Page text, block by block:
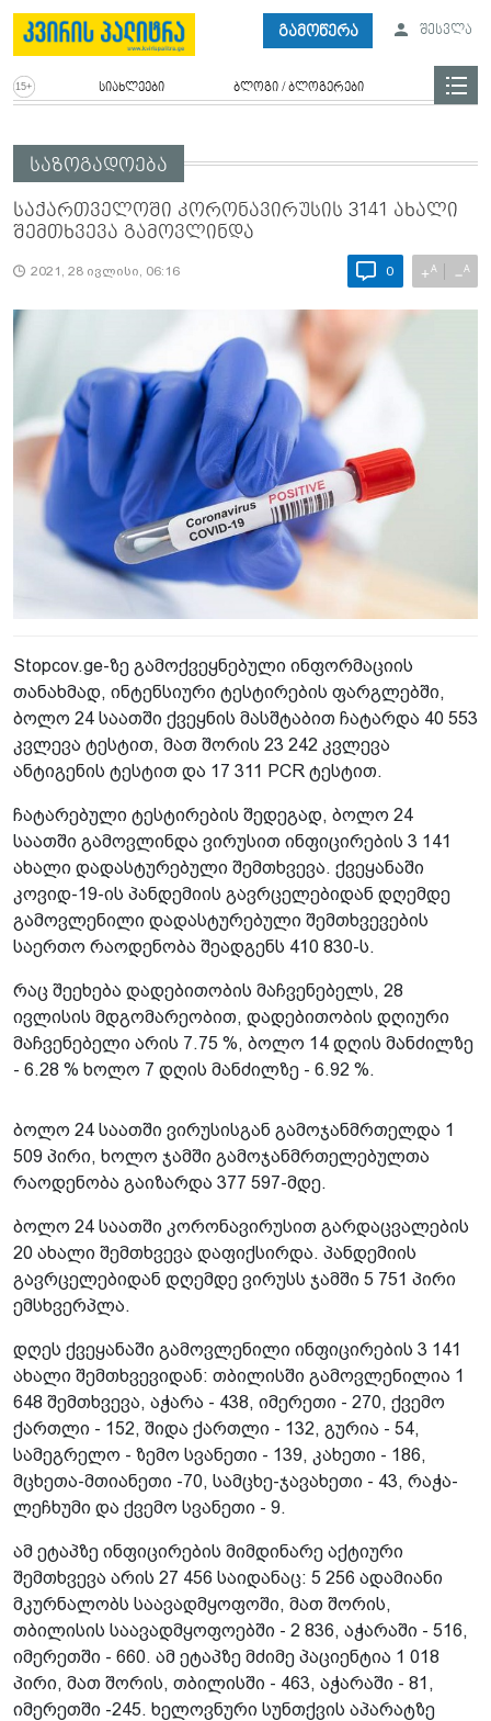
გამოწერა შესვლა
სიახლეები ბლოგი / ბლოგერები
საზოგადოება
საქართველოში კორონავირუსის 3141 ახალი
შემთხვევა გამოვლინდა
2021, 28 ივლისი, 06:16 0 +A −A
Stopcov.ge-ზე გამოქვეყნებული ინფორმაციის
თანახმად, ინტენსიური ტესტირების ფარგლებში,
ბოლო 24 საათში ქვეყნის მასშტაბით ჩატარდა 40 553
კვლევა ტესტით, მათ შორის 23 242 კვლევა
ანტიგენის ტესტით და 17 311 PCR ტესტით.
ჩატარებული ტესტირების შედეგად, ბოლო 24
საათში გამოვლინდა ვირუსით ინფიცირების 3 141
ახალი დადასტურებული შემთხვევა. ქვეყანაში
კოვიდ-19-ის პანდემიის გავრცელებიდან დღემდე
გამოვლენილი დადასტურებული შემთხვევების
საერთო რაოდენობა შეადგენს 410 830-ს.
რაც შეეხება დადებითობის მაჩვენებელს, 28
ივლისის მდგომარეობით, დადებითობის დღიური
მაჩვენებელი არის 7.75 %, ბოლო 14 დღის მანძილზე
- 6.28 % ხოლო 7 დღის მანძილზე - 6.92 %.
ბოლო 24 საათში ვირუსისგან გამოჯანმრთელდა 1
509 პირი, ხოლო ჯამში გამოჯანმრთელებულთა
რაოდენობა გაიზარდა 377 597-მდე.
ბოლო 24 საათში კორონავირუსით გარდაცვალების
20 ახალი შემთხვევა დაფიქსირდა. პანდემიის
გავრცელებიდან დღემდე ვირუსს ჯამში 5 751 პირი
ემსხვერპლა.
დღეს ქვეყანაში გამოვლენილი ინფიცირების 3 141
ახალი შემთხვევიდან: თბილისში გამოვლენილია 1
648 შემთხვევა, აჭარა - 438, იმერეთი - 270, ქვემო
ქართლი - 152, შიდა ქართლი - 132, გურია - 54,
სამეგრელო - ზემო სვანეთი - 139, კახეთი - 186,
მცხეთა-მთიანეთი -70, სამცხე-ჯავახეთი - 43, რაჭა-
ლეჩხუმი და ქვემო სვანეთი - 9.
ამ ეტაპზე ინფიცირების მიმდინარე აქტიური
შემთხვევა არის 27 456 საიდანაც: 5 256 ადამიანი
მკურნალობს საავადმყოფოში, მათ შორის,
თბილისის საავადმყოფოებში - 2 836, აჭარაში - 516,
იმერეთში - 660. ამ ეტაპზე მძიმე პაციენტია 1 018
პირი, მათ შორის, თბილისში - 463, აჭარაში - 81,
იმერეთში -245. ხელოვნური სუნთქვის აპარატზე